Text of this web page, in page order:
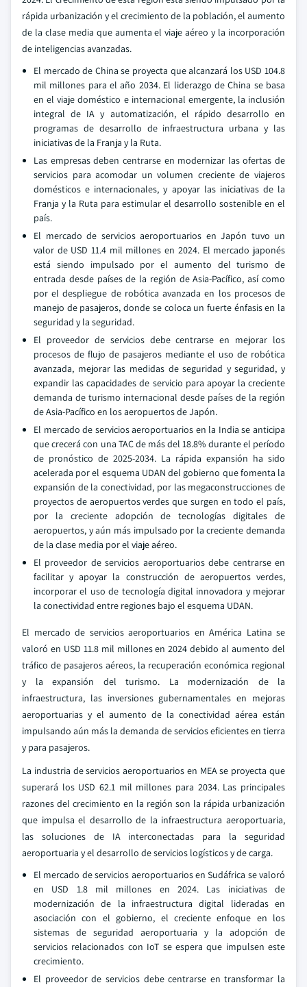
rápida urbanización y el crecimiento de la población, el aumento
de la clase media que aumenta el viaje aéreo y la incorporación
de inteligencias avanzadas.
El mercado de China se proyecta que alcanzará los USD 104.8
mil millones para el año 2034. El liderazgo de China se basa
en el viaje doméstico e internacional emergente, la inclusión
integral de IA y automatización, el rápido desarrollo en
programas de desarrollo de infraestructura urbana y las
iniciativas de la Franja y la Ruta.
Las empresas deben centrarse en modernizar las ofertas de
servicios para acomodar un volumen creciente de viajeros
domésticos e internacionales, y apoyar las iniciativas de la
Franja y la Ruta para estimular el desarrollo sostenible en el
país.
El mercado de servicios aeroportuarios en Japón tuvo un
valor de USD 11.4 mil millones en 2024. El mercado japonés
está siendo impulsado por el aumento del turismo de
entrada desde países de la región de Asia-Pacífico, así como
por el despliegue de robótica avanzada en los procesos de
manejo de pasajeros, donde se coloca un fuerte énfasis en la
seguridad y la seguridad.
El proveedor de servicios debe centrarse en mejorar los
procesos de flujo de pasajeros mediante el uso de robótica
avanzada, mejorar las medidas de seguridad y seguridad, y
expandir las capacidades de servicio para apoyar la creciente
demanda de turismo internacional desde países de la región
de Asia-Pacífico en los aeropuertos de Japón.
El mercado de servicios aeroportuarios en la India se anticipa
que crecerá con una TAC de más del 18.8% durante el período
de pronóstico de 2025-2034. La rápida expansión ha sido
acelerada por el esquema UDAN del gobierno que fomenta la
expansión de la conectividad, por las megaconstrucciones de
proyectos de aeropuertos verdes que surgen en todo el país,
por la creciente adopción de tecnologías digitales de
aeropuertos, y aún más impulsado por la creciente demanda
de la clase media por el viaje aéreo.
El proveedor de servicios aeroportuarios debe centrarse en
facilitar y apoyar la construcción de aeropuertos verdes,
incorporar el uso de tecnología digital innovadora y mejorar
la conectividad entre regiones bajo el esquema UDAN.
El mercado de servicios aeroportuarios en América Latina se
valoró en USD 11.8 mil millones en 2024 debido al aumento del
tráfico de pasajeros aéreos, la recuperación económica regional
y la expansión del turismo. La modernización de la
infraestructura, las inversiones gubernamentales en mejoras
aeroportuarias y el aumento de la conectividad aérea están
impulsando aún más la demanda de servicios eficientes en tierra
y para pasajeros.
La industria de servicios aeroportuarios en MEA se proyecta que
superará los USD 62.1 mil millones para 2034. Las principales
razones del crecimiento en la región son la rápida urbanización
que impulsa el desarrollo de la infraestructura aeroportuaria,
las soluciones de IA interconectadas para la seguridad
aeroportuaria y el desarrollo de servicios logísticos y de carga.
El mercado de servicios aeroportuarios en Sudáfrica se valoró
en USD 1.8 mil millones en 2024. Las iniciativas de
modernización de la infraestructura digital lideradas en
asociación con el gobierno, el creciente enfoque en los
sistemas de seguridad aeroportuaria y la adopción de
servicios relacionados con IoT se espera que impulsen este
crecimiento.
El proveedor de servicios debe centrarse en transformar la